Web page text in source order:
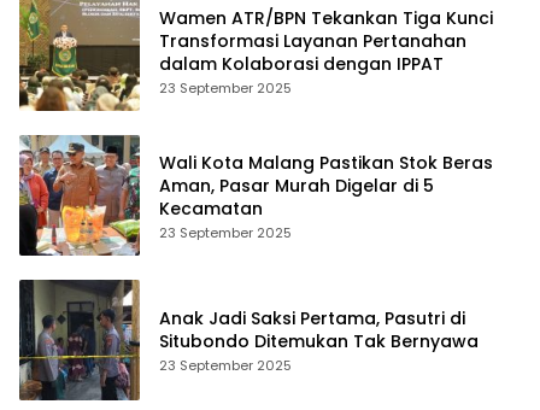
Wamen ATR/BPN Tekankan Tiga Kunci
Transformasi Layanan Pertanahan
dalam Kolaborasi dengan IPPAT
23 September 2025
Wali Kota Malang Pastikan Stok Beras
Aman, Pasar Murah Digelar di 5
Kecamatan
23 September 2025
Anak Jadi Saksi Pertama, Pasutri di
Situbondo Ditemukan Tak Bernyawa
23 September 2025